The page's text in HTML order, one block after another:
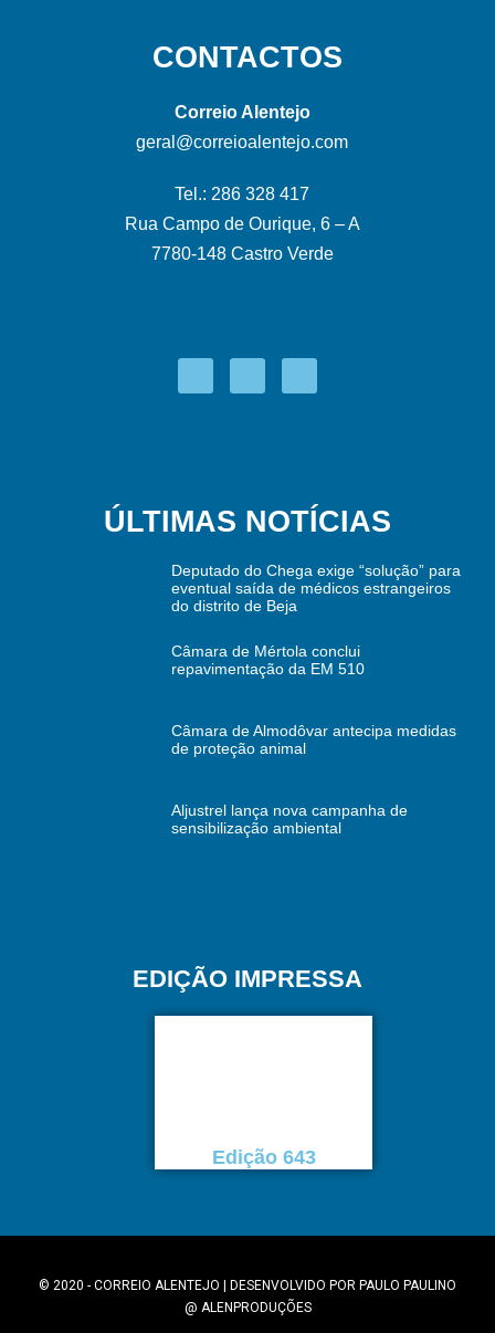
CONTACTOS
Correio Alentejo
geral@correioalentejo.com
Tel.: 286 328 417
Rua Campo de Ourique, 6 – A
7780-148 Castro Verde
ÚLTIMAS NOTÍCIAS
Deputado do Chega exige “solução” para
eventual saída de médicos estrangeiros
do distrito de Beja
Câmara de Mértola conclui
repavimentação da EM 510
Câmara de Almodôvar antecipa medidas
de proteção animal
Aljustrel lança nova campanha de
sensibilização ambiental
EDIÇÃO IMPRESSA
Edição 643
© 2020 - CORREIO ALENTEJO | DESENVOLVIDO POR PAULO PAULINO
@ ALENPRODUÇÕES